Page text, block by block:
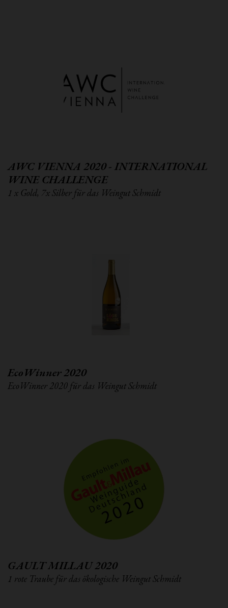
AWC VIENNA 2020 - INTERNATIONAL
WINE CHALLENGE
1 x Gold, 7x Silber für das Weingut Schmidt
EcoWinner 2020
EcoWinner 2020 für das Weingut Schmidt
GAULT MILLAU 2020
1 rote Traube für das ökologische Weingut Schmidt